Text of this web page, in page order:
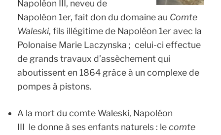
Napoléon III, neveu de
Napoléon 1er, fait don du domaine au Comte
Waleski, fils illégitime de Napoléon 1er avec la
Polonaise Marie Laczynska ; celui-ci effectue
de grands travaux d’assèchement qui
aboutissent en 1864 grâce à un complexe de
pompes à pistons.
A la mort du comte Waleski, Napoléon
III le donne à ses enfants naturels : lecomte